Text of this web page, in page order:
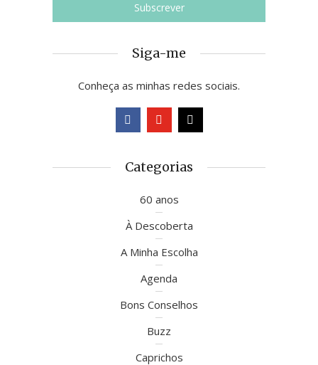
Siga-me
Conheça as minhas redes sociais.
Categorias
60 anos
À Descoberta
A Minha Escolha
Agenda
Bons Conselhos
Buzz
Caprichos